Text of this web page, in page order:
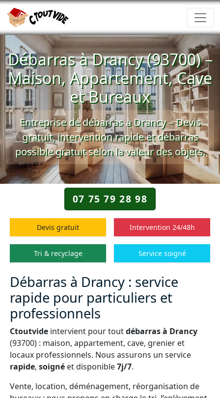
Débarras à Drancy (93700) –
Maison, Appartement, Cave
et Bureaux
Entreprise de débarras à Drancy –Devis
gratuit, intervention rapide etdébarras
possible gratuitselon la valeur des objets.
07 75 79 28 98
Devis gratuit Intervention 24/48h
Tri & recyclage Service soigné
Débarras à Drancy : service
rapide pour particuliers et
professionnels
Ctoutvide intervient pour toutdébarras à Drancy
(93700) : maison, appartement, cave, grenier et
locaux professionnels. Nous assurons un service
rapide, soigné et disponible7j/7.
Vente, location, déménagement, réorganisation de